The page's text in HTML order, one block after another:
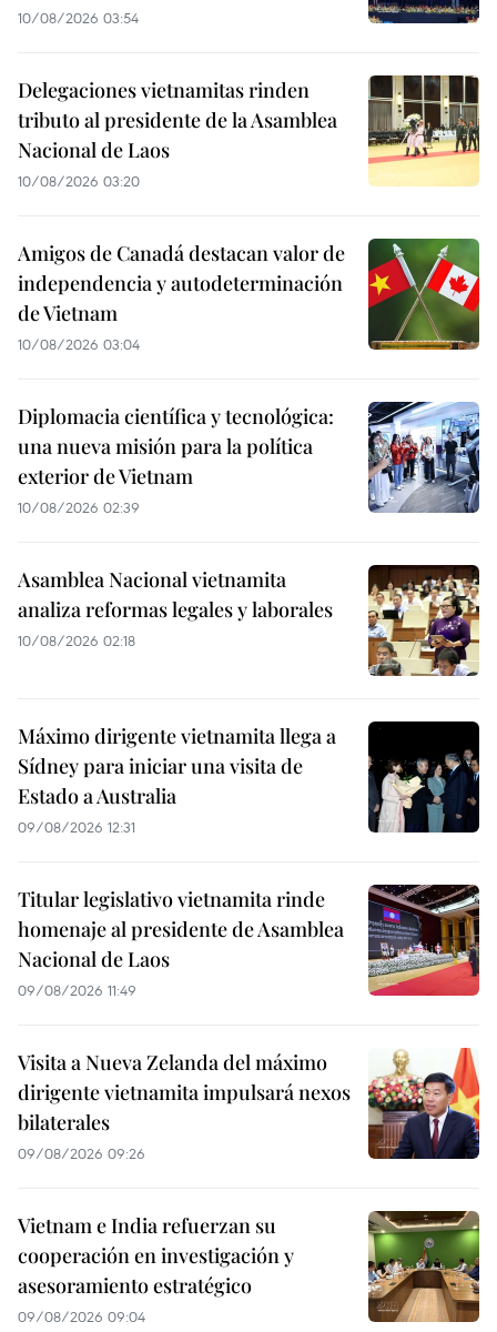
10/08/2026 03:54
Delegaciones vietnamitas rinden
tributo al presidente de la Asamblea
Nacional de Laos
10/08/2026 03:20
Amigos de Canadá destacan valor de
independencia y autodeterminación
de Vietnam
10/08/2026 03:04
Diplomacia científica y tecnológica:
una nueva misión para la política
exterior de Vietnam
10/08/2026 02:39
Asamblea Nacional vietnamita
analiza reformas legales y laborales
10/08/2026 02:18
Máximo dirigente vietnamita llega a
Sídney para iniciar una visita de
Estado a Australia
09/08/2026 12:31
Titular legislativo vietnamita rinde
homenaje al presidente de Asamblea
Nacional de Laos
09/08/2026 11:49
Visita a Nueva Zelanda del máximo
dirigente vietnamita impulsará nexos
bilaterales
09/08/2026 09:26
Vietnam e India refuerzan su
cooperación en investigación y
asesoramiento estratégico
09/08/2026 09:04